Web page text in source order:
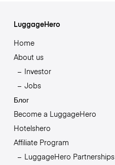
LuggageHero
Home
About us
Investor
Jobs
Блог
Become a LuggageHero
Hotelshero
Affiliate Program
LuggageHero Partnerships